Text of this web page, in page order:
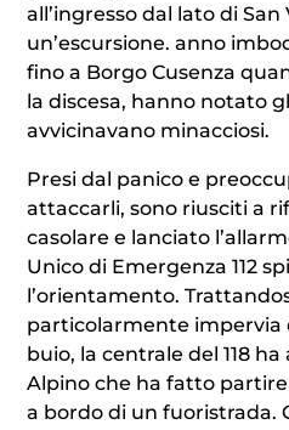
all’ingresso dal lato di San
un’escursione. anno
fino a Borgo Cusenza
la discesa, hanno notato
avvicinavano minacciosi.
Presi dal panico e
attaccarli, sono riusciti a
casolare e lanciato
Unico di Emergenza 112
l’orientamento.
particolarmente impervia
buio, la centrale del 118
Alpino che ha fatto
a bordo di un fuoristrada.